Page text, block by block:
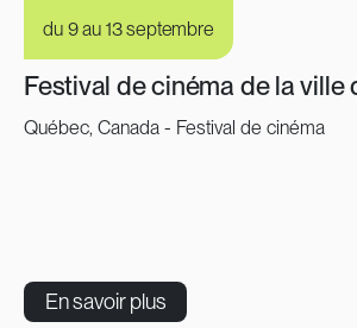
du 9 au 13 septembre
Festival de cinéma de la ville
Québec, Canada - Festival de cinéma
En savoir plus